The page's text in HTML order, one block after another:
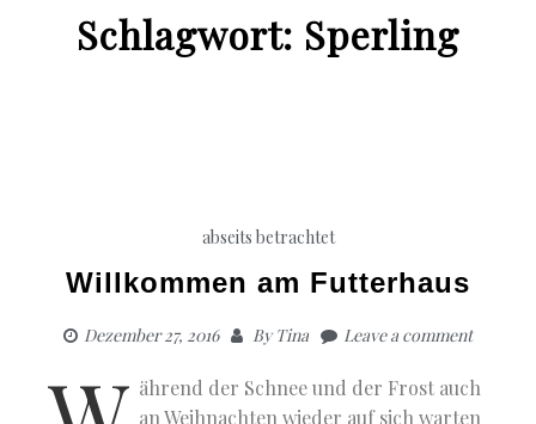
Schlagwort: Sperling
abseits betrachtet
Willkommen am Futterhaus
Dezember 27, 2016 ByTina Leave a comment
ährend der Schnee und der Frost auch
an Weihnachten wieder auf sich warten